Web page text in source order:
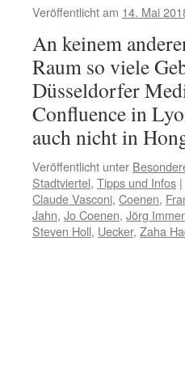
Veröffentlicht am 14. Mai
An keinem
Raum so viele
Düsseldorfer
Confluence in
auch nicht in
Veröffentlicht unter
Stadtviertel, Tipps und Infos |
Claude Vasconi, Coenen,
Jahn, Jo Coenen, Jörg
Steven Holl, Uecker, Zaha